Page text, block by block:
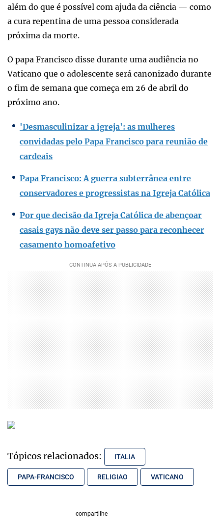
além do que é possível com ajuda da ciência — como
a cura repentina de uma pessoa considerada
próxima da morte.
O papa Francisco disse durante uma audiência no
Vaticano que o adolescente será canonizado durante
o fim de semana que começa em 26 de abril do
próximo ano.
'Desmasculinizar a igreja': as mulheres
convidadas pelo Papa Francisco para reunião de
cardeais
Papa Francisco: A guerra subterrânea entre
conservadores e progressistas na Igreja Católica
Por que decisão da Igreja Católica de abençoar
casais gays não deve ser passo para reconhecer
casamento homoafetivo
Tópicos relacionados: ITALIA
PAPA-FRANCISCO RELIGIAO VATICANO
compartilhe